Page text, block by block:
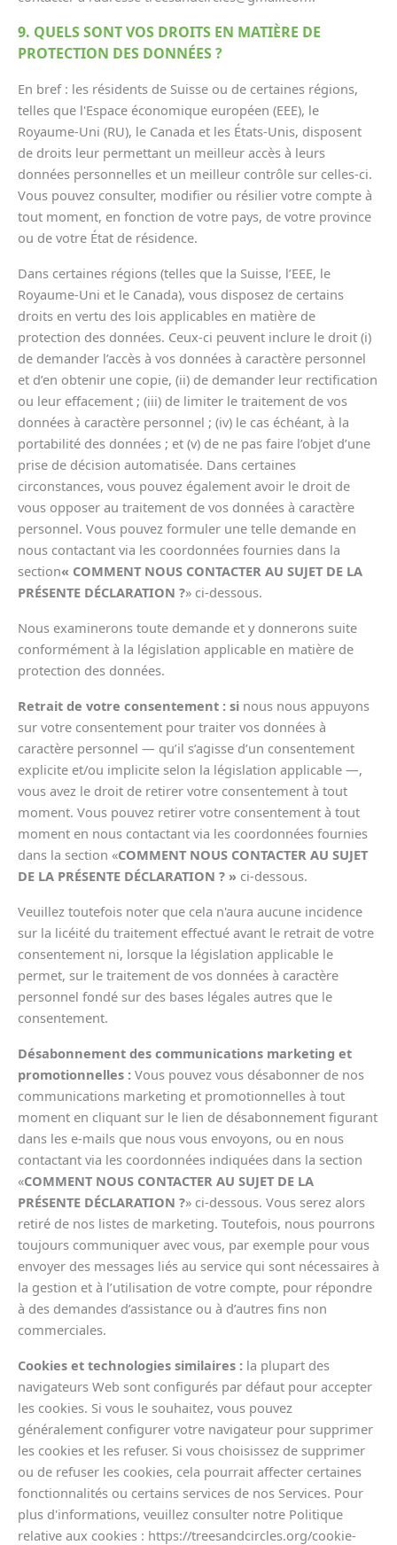
9. QUELS SONT VOS DROITS EN MATIÈRE DE
PROTECTION DES DONNÉES ?
En bref : les résidents de Suisse ou de certaines régions,
telles que l'Espace économique européen (EEE), le
Royaume-Uni (RU), le Canada et les États-Unis, disposent
de droits leur permettant un meilleur accès à leurs
données personnelles et un meilleur contrôle sur celles-ci.
Vous pouvez consulter, modifier ou résilier votre compte à
tout moment, en fonction de votre pays, de votre province
ou de votre État de résidence.
Dans certaines régions (telles que la Suisse, l’EEE, le
Royaume-Uni et le Canada), vous disposez de certains
droits en vertu des lois applicables en matière de
protection des données. Ceux-ci peuvent inclure le droit (i)
de demander l’accès à vos données à caractère personnel
et d’en obtenir une copie, (ii) de demander leur rectification
ou leur effacement ; (iii) de limiter le traitement de vos
données à caractère personnel ; (iv) le cas échéant, à la
portabilité des données ; et (v) de ne pas faire l’objet d’une
prise de décision automatisée. Dans certaines
circonstances, vous pouvez également avoir le droit de
vous opposer au traitement de vos données à caractère
personnel. Vous pouvez formuler une telle demande en
nous contactant via les coordonnées fournies dans la
section« COMMENT NOUS CONTACTER AU SUJET DE LA
PRÉSENTE DÉCLARATION ?» ci-dessous.
Nous examinerons toute demande et y donnerons suite
conformément à la législation applicable en matière de
protection des données.
Retrait de votre consentement : si nous nous appuyons
sur votre consentement pour traiter vos données à
caractère personnel — qu’il s’agisse d’un consentement
explicite et/ou implicite selon la législation applicable —,
vous avez le droit de retirer votre consentement à tout
moment. Vous pouvez retirer votre consentement à tout
moment en nous contactant via les coordonnées fournies
dans la section «COMMENT NOUS CONTACTER AU SUJET
DE LA PRÉSENTE DÉCLARATION ? » ci-dessous.
Veuillez toutefois noter que cela n'aura aucune incidence
sur la licéité du traitement effectué avant le retrait de votre
consentement ni, lorsque la législation applicable le
permet, sur le traitement de vos données à caractère
personnel fondé sur des bases légales autres que le
consentement.
Désabonnement des communications marketing et
promotionnelles : Vous pouvez vous désabonner de nos
communications marketing et promotionnelles à tout
moment en cliquant sur le lien de désabonnement figurant
dans les e-mails que nous vous envoyons, ou en nous
contactant via les coordonnées indiquées dans la section
«COMMENT NOUS CONTACTER AU SUJET DE LA
PRÉSENTE DÉCLARATION ?» ci-dessous. Vous serez alors
retiré de nos listes de marketing. Toutefois, nous pourrons
toujours communiquer avec vous, par exemple pour vous
envoyer des messages liés au service qui sont nécessaires à
la gestion et à l’utilisation de votre compte, pour répondre
à des demandes d’assistance ou à d’autres fins non
commerciales.
Cookies et technologies similaires : la plupart des
navigateurs Web sont configurés par défaut pour accepter
les cookies. Si vous le souhaitez, vous pouvez
généralement configurer votre navigateur pour supprimer
les cookies et les refuser. Si vous choisissez de supprimer
ou de refuser les cookies, cela pourrait affecter certaines
fonctionnalités ou certains services de nos Services. Pour
plus d'informations, veuillez consulter notre Politique
relative aux cookies : https://treesandcircles.org/cookie-